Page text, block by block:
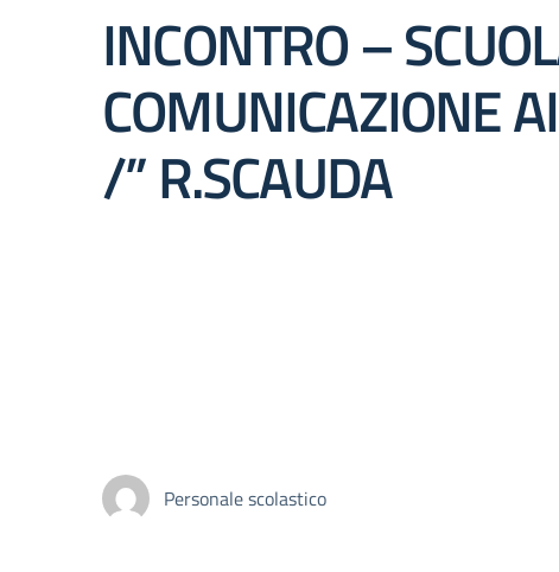
INCONTRO –
COMUNICAZIONE
/” R.SCAUDA
Personale scolastico